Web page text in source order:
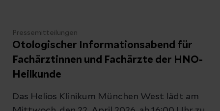
Pressemitteilungen
Otologischer Informationsabend für
Fachärztinnen und Fachärzte der HNO-
Heilkunde
Das Helios Klinikum München West lädt am